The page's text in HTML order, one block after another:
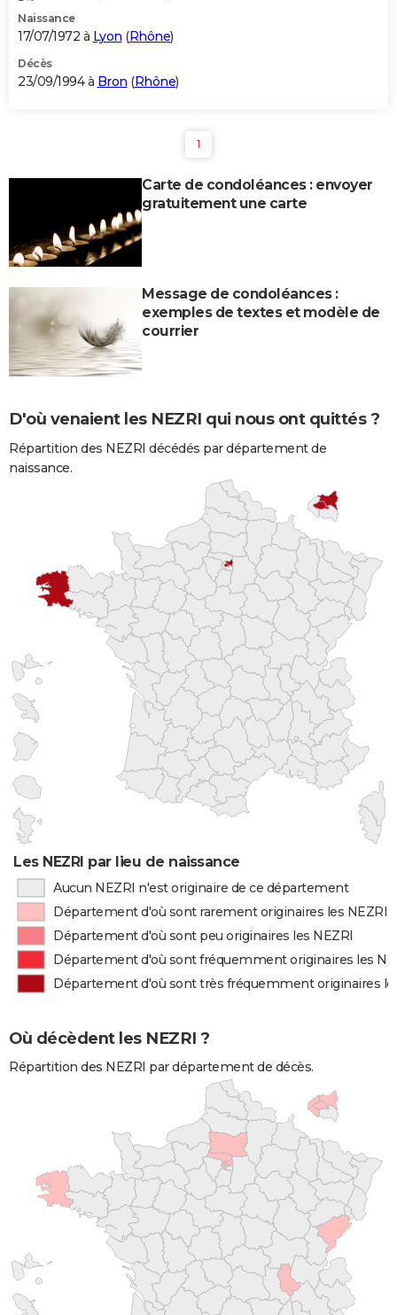
Naissance
17/07/1972 à Lyon (Rhône)
Décès
23/09/1994 à Bron (Rhône)
1
Carte de condoléances : envoyer
gratuitement une carte
Message de condoléances :
exemples de textes et modèle de
courrier
D'où venaient les NEZRI qui nous ont quittés ?
Répartition des NEZRI décédés par département de
naissance.
Les NEZRI par lieu de naissance
Aucun NEZRI n'est originaire de ce département
Département d'où sont rarement originaires les NEZRI
Département d'où sont peu originaires les NEZRI
Département d'où sont fréquemment originaires les
Département d'où sont très fréquemment originaires
Où décèdent les NEZRI ?
Répartition des NEZRI par département de décès.